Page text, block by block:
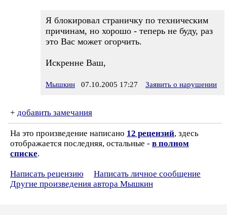
Я блокировал страничку по техническим
причинам, но хорошо - теперь не буду, раз
это Вас может огорчить.
Искренне Ваш,
Мышкин 07.10.2005 17:27 Заявить о нарушении
+ добавить замечания
На это произведение написано 12 рецензий, здесь
отображается последняя, остальные - в полном
списке.
Написать рецензию
Написать личное сообщение
Другие произведения автора Мышкин